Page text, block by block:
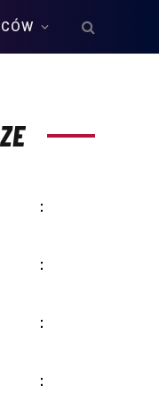
:
:
:
: